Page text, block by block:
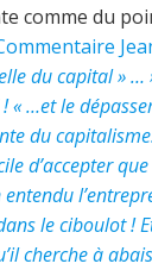
comme du
du capital » …
« …et le
du
d’accepter
le ciboulot !
cherche à